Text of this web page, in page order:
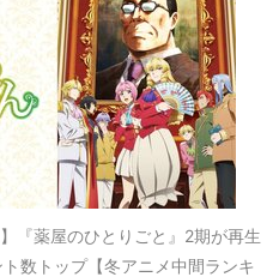
】『薬屋のひとりごと』2期が再生
数トップ【冬アニメ中間ランキ